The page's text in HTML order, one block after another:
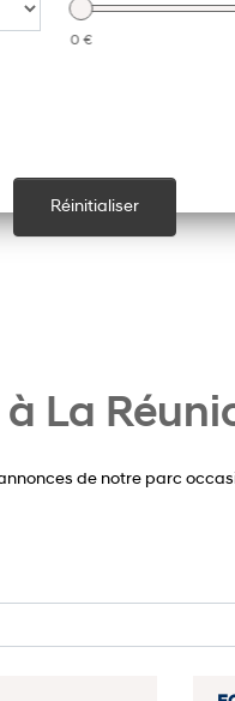
0 €
Réinitialiser
La
de notre parc